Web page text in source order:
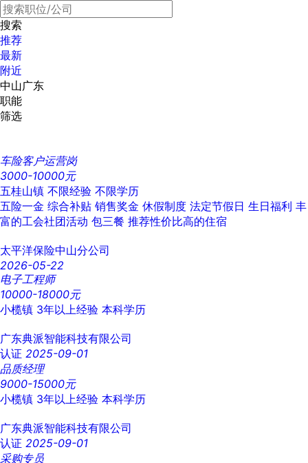
搜索
推荐
最新
附近
中山广东
职能
筛选
车险客户运营岗
3000-10000元
五桂山镇 不限经验 不限学历
五险一金 综合补贴 销售奖金 休假制度 法定节假日 生日福利 丰
富的工会社团活动 包三餐 推荐性价比高的住宿
太平洋保险中山分公司
2026-05-22
电子工程师
10000-18000元
小榄镇 3年以上经验 本科学历
广东典派智能科技有限公司
认证 2025-09-01
品质经理
9000-15000元
小榄镇 3年以上经验 本科学历
广东典派智能科技有限公司
认证 2025-09-01
采购专员